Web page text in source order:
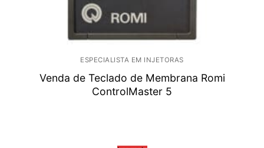
ESPECIALISTA EM INJETORAS
Venda de Teclado de Membrana Romi
ControlMaster 5